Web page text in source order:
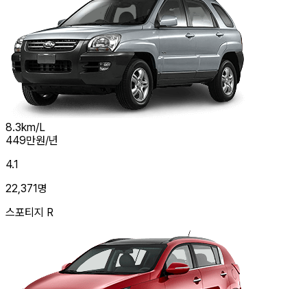
8.3km/L
449만원/년
4.1
22,371명
스포티지 R